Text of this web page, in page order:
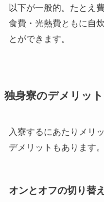
以下が一般的。たとえ
食費・光熱費ともに自
とができます。
独身寮のデメリット
入寮するにあたりメリ
デメリットもあります。
オンとオフの切り替